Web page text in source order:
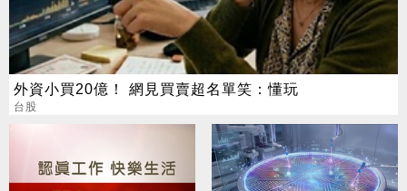
外資小買20億！ 網見買賣超名單笑：懂玩
台股